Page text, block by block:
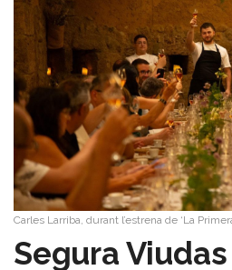
Carles Larriba, durant l’estrena de ‘La
Segura